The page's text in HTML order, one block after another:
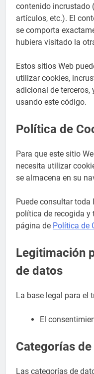
contenido incrustado
artículos, etc.). El
se comporta
hubiera visitado la
Estos sitios Web
utilizar cookies,
adicional de terceros,
usando este código.
Política de
Para que este sitio
necesita utilizar
se almacena en su
Puede consultar
política de recogida y
página de Política de
Legitimación
de datos
La base legal para el
El
Categorías
Las categorías de